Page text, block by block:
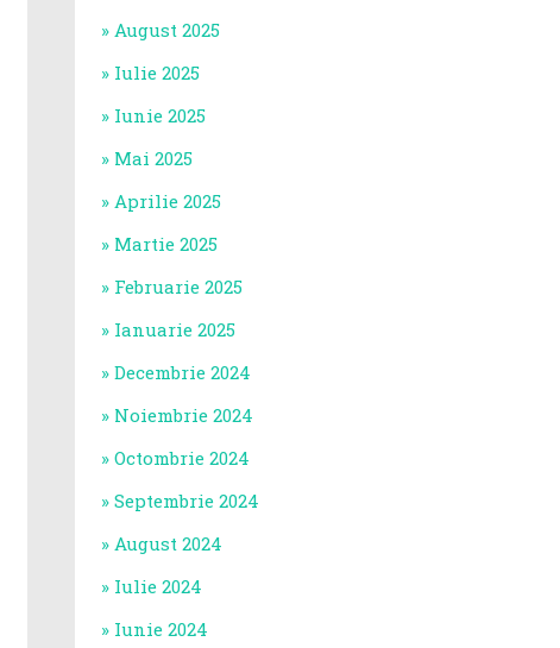
August 2025
Iulie 2025
Iunie 2025
Mai 2025
Aprilie 2025
Martie 2025
Februarie 2025
Ianuarie 2025
Decembrie 2024
Noiembrie 2024
Octombrie 2024
Septembrie 2024
August 2024
Iulie 2024
Iunie 2024